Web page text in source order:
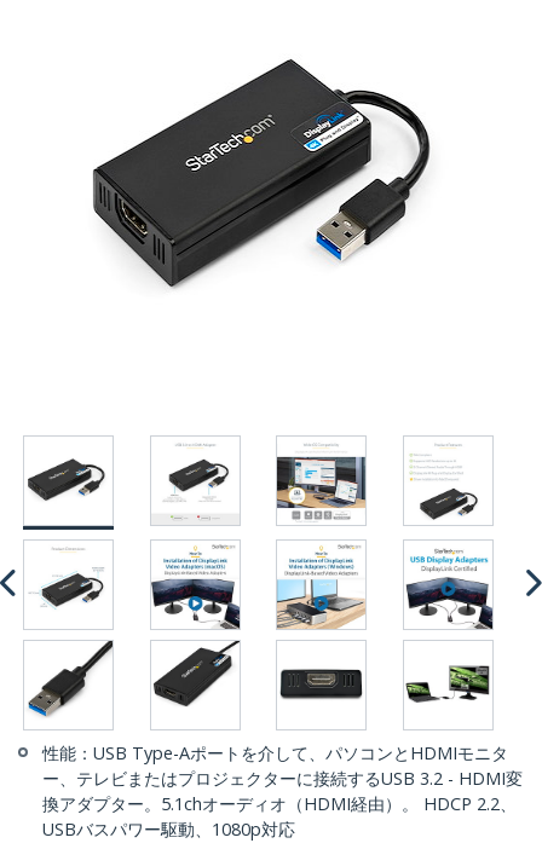
性能：USB Type-Aポートを介して、パソコンとHDMIモニタ
ー、テレビまたはプロジェクターに接続するUSB 3.2 - HDMI変
換アダプター。5.1chオーディオ（HDMI経由）。 HDCP 2.2、
USBバスパワー駆動、1080p対応